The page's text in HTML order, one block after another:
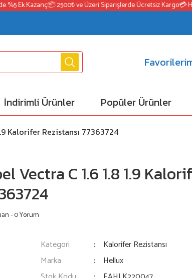
Ek Kazanç📦 2500₺ ve Üzeri Siparişlerde Ücretsiz Kargo💳
İndirimli Ürünler Popüler Ürünler
Kalorifer Rezistansı 77363724
Vectra C 1.6 1.8 1.9
- 0 Yorum
Kategori
Kalorifer Rezistansı
Marka
Hellux